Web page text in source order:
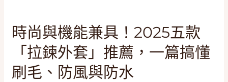
時尚與機能兼具！2025五款
「拉鍊外套」推薦，一篇搞懂
刷毛、防風與防水
時
尚
機
能